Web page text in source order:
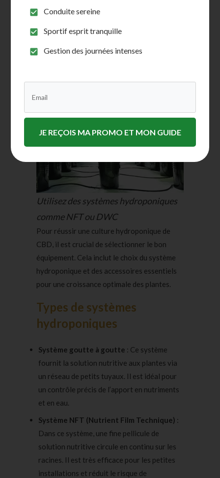
5 basé sur
client
Choisir le bon matériel
hydroponique de CBD
Utilisez des systèmes hydroponiques
comme NFT ou DWC
Pour réussir une culture hydroponique de
CBD, il est crucial de sélectionner le bon
équipement. Cela inclut le choix du système
hydroponique et des accessoires essentiels
pour une croissance optimale des plantes.
Types de systèmes
hydroponiques
Système goutte à goutte : Ce système
fournit la solution nutritive aux plantes via
un réseau de petits tuyaux. Il est idéal pour
un contrôle précis de l’apport en nutriments
et en eau.
Système NFT (Nutrient Film Technique) :
Dans ce système, une fine pellicule de
solution nutritive circule en continu sur les
racines. Il est très efficace pour les petites
installations et réduit le risque de
Conduite sereine
Sportif esprit tranquille
Gestion des journées intenses
JE REÇOIS MA PROMO ET MON GUIDE